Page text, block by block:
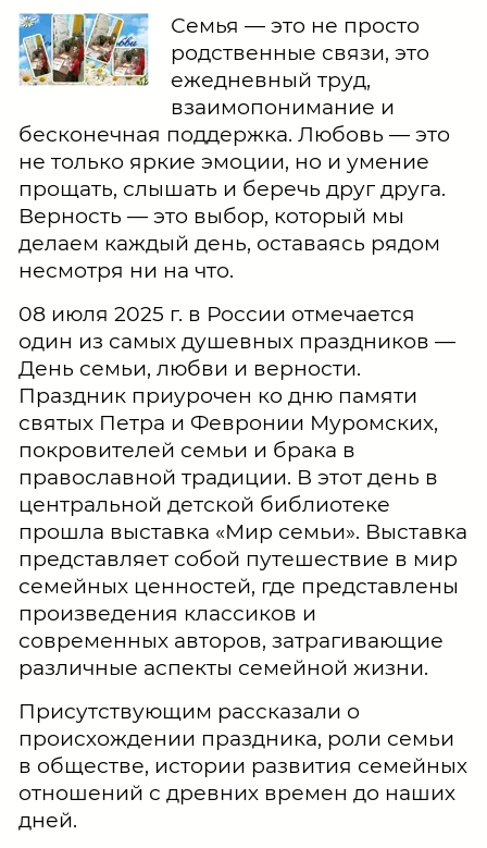
Семья — это не просто
родственные связи, это
ежедневный труд,
взаимопонимание и
бесконечная поддержка. Любовь — это
не только яркие эмоции, но и умение
прощать, слышать и беречь друг друга.
Верность — это выбор, который мы
делаем каждый день, оставаясь рядом
несмотря ни на что.
08 июля 2025 г. в России отмечается
один из самых душевных праздников —
День семьи, любви и верности.
Праздник приурочен ко дню памяти
святых Петра и Февронии Муромских,
покровителей семьи и брака в
православной традиции. В этот день в
центральной детской библиотеке
прошла выставка «Мир семьи». Выставка
представляет собой путешествие в мир
семейных ценностей, где представлены
произведения классиков и
современных авторов, затрагивающие
различные аспекты семейной жизни.
Присутствующим рассказали о
происхождении праздника, роли семьи
в обществе, истории развития семейных
отношений с древних времен до наших
дней.